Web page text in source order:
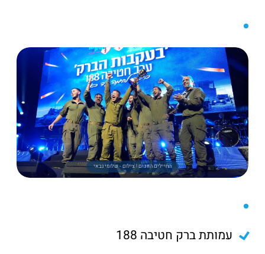
החיילים הזוכים ! צילום - שלומי גבאי
עמותת ברק חטיבה 188